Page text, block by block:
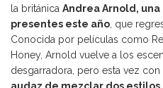
la británica Andrea Arnold,
presentes este año , que
Conocida por películas como
Honey, Arnold vuelve a los
desgarradora, pero esta vez